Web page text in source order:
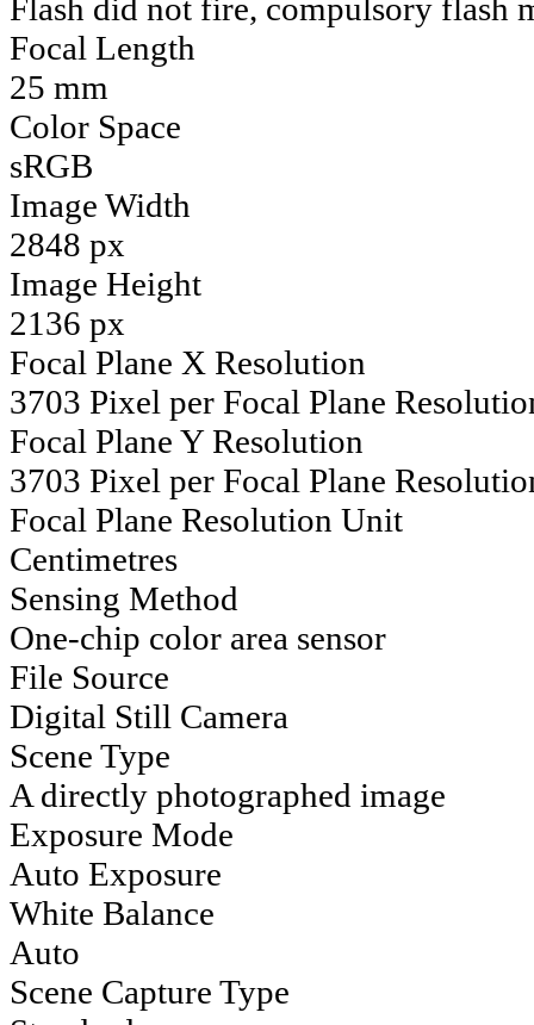
Flash did not fire, compulsory flash
Focal Length
25 mm
Color Space
sRGB
Image Width
2848 px
Image Height
2136 px
Focal Plane X Resolution
3703 Pixel per Focal Plane
Focal Plane Y Resolution
3703 Pixel per Focal Plane
Focal Plane Resolution Unit
Centimetres
Sensing Method
One-chip color area sensor
File Source
Digital Still Camera
Scene Type
A directly photographed image
Exposure Mode
Auto Exposure
White Balance
Auto
Scene Capture Type